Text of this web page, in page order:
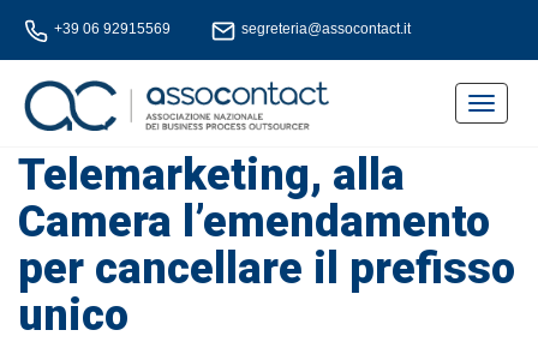
+39 06 92915569 segreteria@assocontact.it
Toggle
Telemarketing, alla
Camera l’emendamento
per cancellare il prefisso
unico